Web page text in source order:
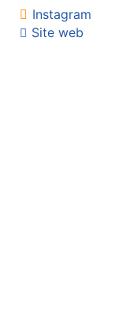
Instagram
Site web